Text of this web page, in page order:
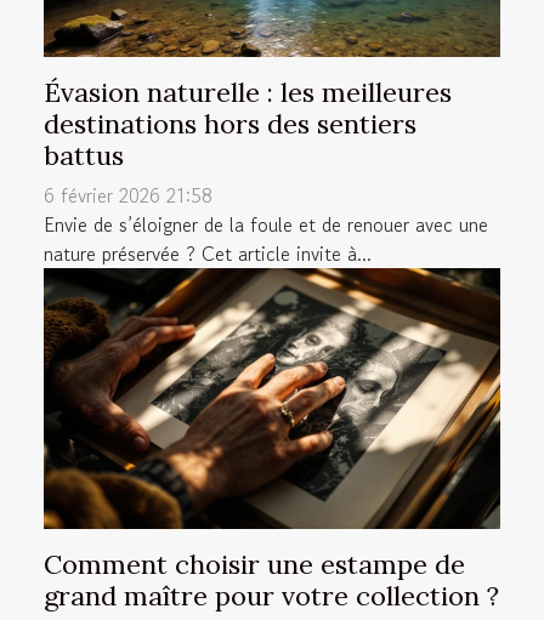
Évasion naturelle : les meilleures
destinations hors des sentiers
battus
6 février 2026 21:58
Envie de s’éloigner de la foule et de renouer avec une
nature préservée ? Cet article invite à...
Comment choisir une estampe de
grand maître pour votre collection ?